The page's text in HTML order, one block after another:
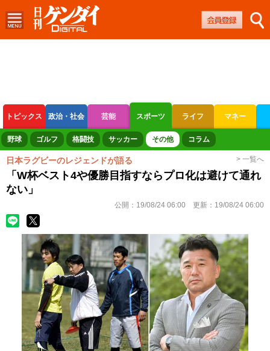
トピックス 政治・社会 芸能 スポーツ ライフ マネー
ボートレース 競輪 オートレース
野球 ゴルフ 格闘技 サッカー その他 コラム
日本ラグビーのレジェンドが語る > 一覧へ
「W杯ベスト4や優勝目指すならプロ化は避けて通れ
ない」
公開： 19/08/24 06:00 更新： 19/08/24 06:00